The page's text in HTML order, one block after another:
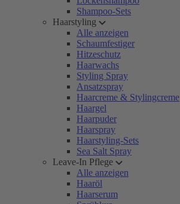
Shampoo-Sets
Haarstyling
Alle anzeigen
Schaumfestiger
Hitzeschutz
Haarwachs
Styling Spray
Ansatzspray
Haarcreme & Stylingcreme
Haargel
Haarpuder
Haarspray
Haarstyling-Sets
Sea Salt Spray
Leave-In Pflege
Alle anzeigen
Haaröl
Haarserum